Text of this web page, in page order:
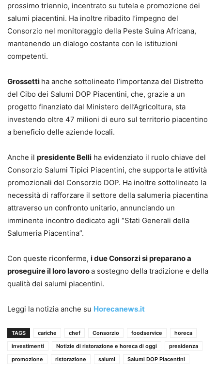
prossimo triennio, incentrato su tutela e promozione dei
salumi piacentini. Ha inoltre ribadito l’impegno del
Consorzio nel monitoraggio della Peste Suina Africana,
mantenendo un dialogo costante con le istituzioni
competenti.
Grossetti ha anche sottolineato l’importanza del Distretto
del Cibo dei Salumi DOP Piacentini, che, grazie a un
progetto finanziato dal Ministero dell’Agricoltura, sta
investendo oltre 47 milioni di euro sul territorio piacentino
a beneficio delle aziende locali.
Anche il presidente Belli ha evidenziato il ruolo chiave del
Consorzio Salumi Tipici Piacentini, che supporta le attività
promozionali del Consorzio DOP. Ha inoltre sottolineato la
necessità di rafforzare il settore della salumeria piacentina
attraverso un confronto unitario, annunciando un
imminente incontro dedicato agli “Stati Generali della
Salumeria Piacentina”.
Con queste riconferme, i due Consorzi si preparano a
proseguire il loro lavoroa sostegno della tradizione e della
qualità dei salumi piacentini.
Leggi la notizia anche su Horecanews.it
TAGS cariche chef Consorzio foodservice
horeca
investimenti
Notizie di ristorazione e horeca di oggi
presidenza
promozione
ristorazione salumi
Salumi DOP Piacentini